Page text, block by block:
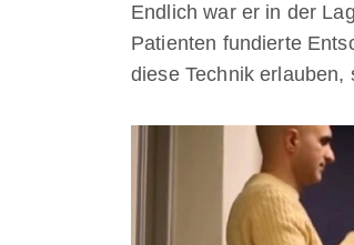
Endlich war er in der
Patienten fundierte
diese Technik